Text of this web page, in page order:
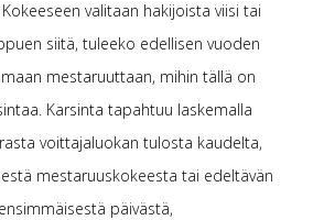
valitaan hakijoista viisi tai
siitä, tuleeko edellisen vuoden
mestaruuttaan, mihin tällä on
Karsinta tapahtuu laskemalla
voittajaluokan tulosta kaudelta,
mestaruuskokeesta tai edeltävän
päivästä,